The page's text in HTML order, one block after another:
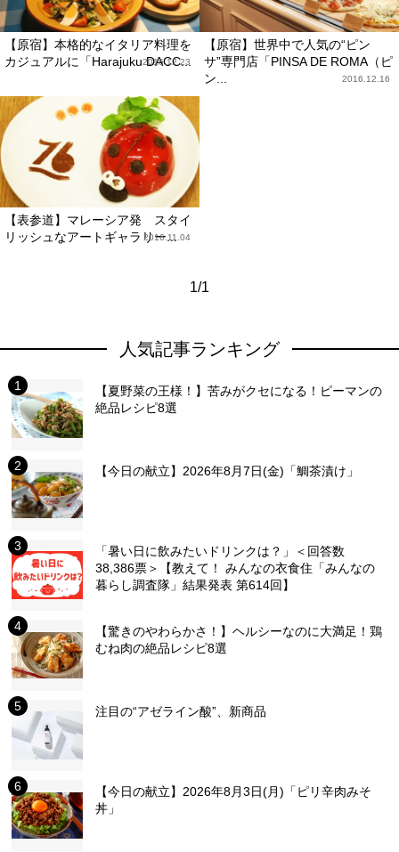
【原宿】本格的なイタリア料理を
カジュアルに「Harajuku DACC...
2016.12.23
【原宿】世界中で人気の“ピン
サ”専門店「PINSA DE ROMA（ピ
ン...
2016.12.16
【表参道】マレーシア発 スタイ
リッシュなアートギャラリー...
2016.11.04
1/1
人気記事ランキング
【夏野菜の王様！】苦みがクセになる！ピーマンの
絶品レシピ8選
【今日の献立】2026年8月7日(金)「鯛茶漬け」
「暑い日に飲みたいドリンクは？」＜回答数
38,386票＞【教えて！ みんなの衣食住「みんなの
暮らし調査隊」結果発表 第614回】
【驚きのやわらかさ！】ヘルシーなのに大満足！鶏
むね肉の絶品レシピ8選
注目の“アゼライン酸”、新商品
【今日の献立】2026年8月3日(月)「ピリ辛肉みそ
丼」